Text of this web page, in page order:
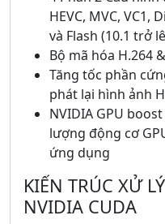
HEVC, MVC, VC1,
và Flash (10.1 trở
Bộ mã hóa H.264
Tăng tốc phần
phát lại hình ảnh
NVIDIA GPU
lượng động cơ
ứng dụng
KIẾN TRÚC XỬ
NVIDIA CUDA